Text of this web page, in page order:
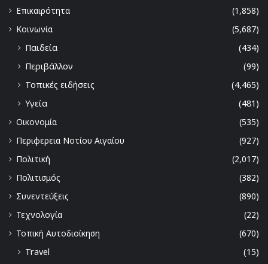
Επικαιρότητα
(1,858)
Κοινωνία
(5,687)
Παιδεία
(434)
Περιβάλλον
(99)
Τοπικές ειδήσεις
(4,465)
Υγεία
(481)
Οικονομία
(535)
Περιφερεια Νοτίου Αιγαίου
(927)
Πολιτική
(2,017)
Πολιτισμός
(382)
Συνεντεύξεις
(890)
Τεχνολογία
(22)
Τοπική Αυτοδιοίκηση
(670)
Travel
(15)